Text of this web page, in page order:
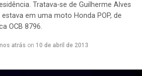
Tratava-se de Guilherme Alves
em uma moto Honda POP, de
OCB 8796.
atrás on 10 de abril de 2013